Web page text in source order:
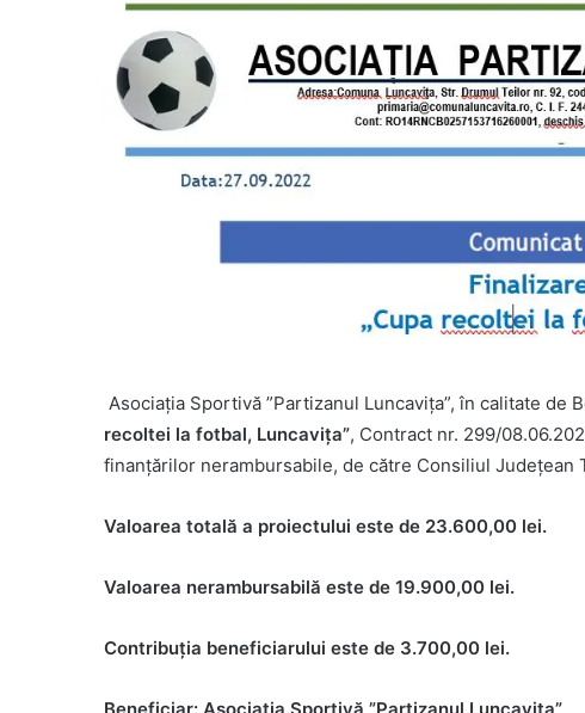
Asociația Sportivă ”Partizanul Luncavița”, în calitate de
recoltei la fotbal, Luncavița”, Contract nr. 299/
finanțărilor nerambursabile, de către Consiliul Județean
Valoarea totală a proiectului este de 23.600,00 lei.
Valoarea nerambursabilă este de 19.900,00 lei.
Contribuția beneficiarului este de 3.700,00 lei.